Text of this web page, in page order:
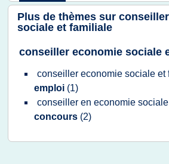
Plus de thèmes sur
sociale et familiale
conseiller economie sociale
conseiller economie sociale et
emploi (1)
conseiller en economie sociale
concours (2)